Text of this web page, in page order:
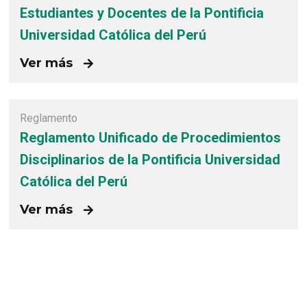
Estudiantes y Docentes de la Pontificia
Universidad Católica del Perú
Ver más
Reglamento
Reglamento Unificado de Procedimientos
Disciplinarios de la Pontificia Universidad
Católica del Perú
Ver más